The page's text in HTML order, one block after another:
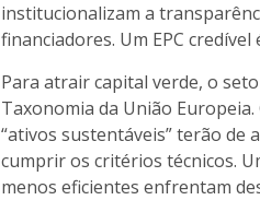
institucionalizam a
financiadores. Um EPC
Para atrair capital verde, o
Taxonomia da União
“ativos sustentáveis” terão de
cumprir os critérios técnicos.
menos eficientes enfrentam